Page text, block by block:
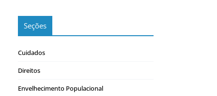
Seções
Cuidados
Direitos
Envelhecimento Populacional